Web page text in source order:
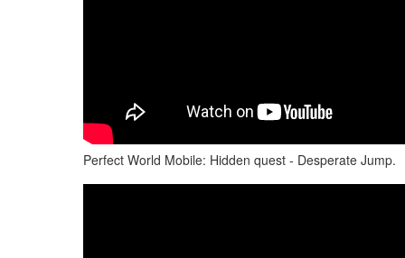
Perfect World Mobile: Hidden quest - Desperate Jump.